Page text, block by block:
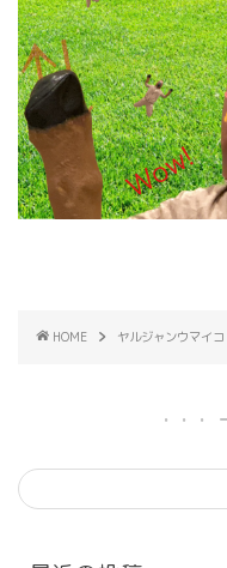
HOME ヤルジャンウマイコ